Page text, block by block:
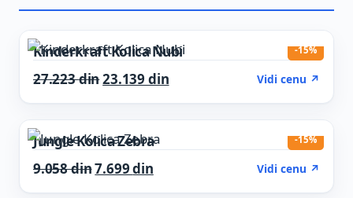
-15%
Kinderkraft Kolica Nubi
27.223dinOriginal price was: 27.223 din.
23.139 dinCurrent price is: 23.139 din.
Vidi cenu ↗
-15%
Jungle Kolica Zebra
9.058dinOriginal price was: 9.058 din.
7.699dinCurrent price is: 7.699 din.
Vidi cenu ↗